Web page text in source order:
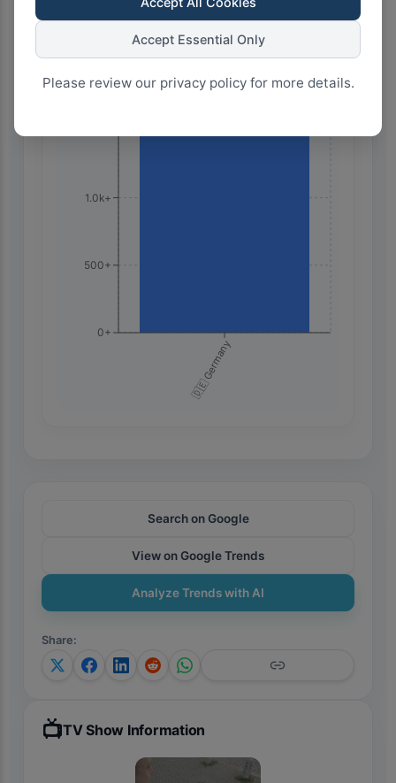
Accept Essential Only
Please review our privacy policy for more details.
Highest Search Volume by Country
🇩🇪 Germany
0+
500+
1.0k+
Search on Google
View on Google Trends
Analyze Trends with AI
Share:
📺TV Show Information